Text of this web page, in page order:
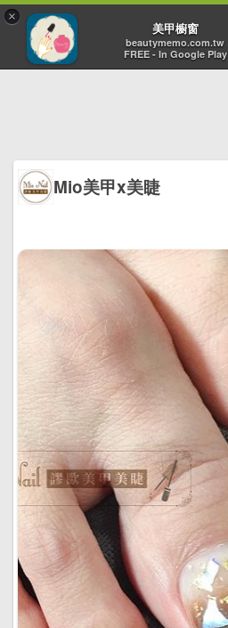
Mio美甲x美睫
×
美甲櫥窗
beautymemo.com.tw
FREE - In Google Play